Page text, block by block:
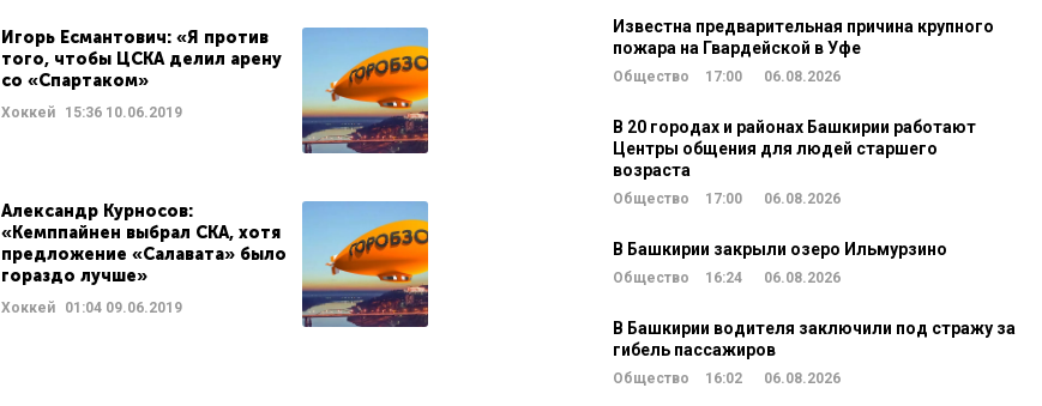
Игорь Есмантович: «Я против
того, чтобы ЦСКА делил арену
со «Спартаком»
Хоккей 15:3610.06.2019
Александр Курносов:
«Кемппайнен выбрал СКА, хотя
предложение «Салавата» было
гораздо лучше»
Хоккей 01:0409.06.2019
Известна предварительная причина крупного
пожара на Гвардейской в Уфе
Общество 17:00 06.08.2026
В 20 городах и районах Башкирии работают
Центры общения для людей старшего
возраста
Общество 17:00 06.08.2026
В Башкирии закрыли озеро Ильмурзино
Общество 16:24 06.08.2026
В Башкирии водителя заключили под стражу за
гибель пассажиров
Общество 16:02 06.08.2026